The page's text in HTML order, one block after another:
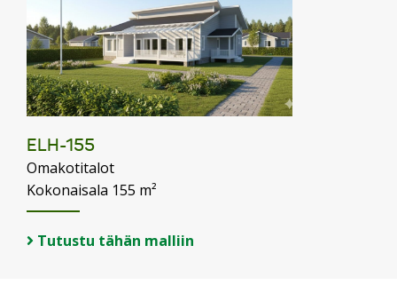
ELH-155
Omakotitalot
Kokonaisala 155 m²
Tutustu tähän malliin